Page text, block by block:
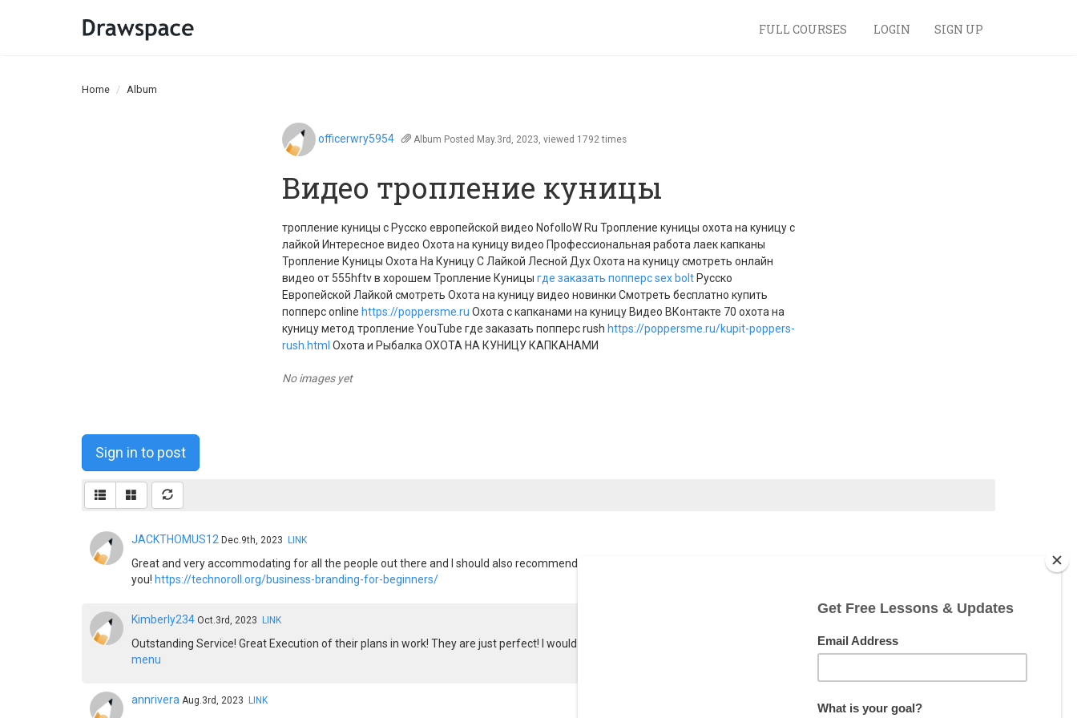
FULL COURSES LOGIN SIGN UP
Home Album
officerwry5954 Album Posted May.3rd, 2023, viewed 1792 times
Видео тропление куницы
тропление куницы с Русско европейской видео NofolloW Ru Тропление куницы охота на куницу с
лайкой Интересное видео Охота на куницу видео Профессиональная работа лаек капканы
Тропление Куницы Охота На Куницу С Лайкой Лесной Дух Охота на куницу смотреть онлайн
видео от 555hftv в хорошем Тропление Куницы где заказать попперс sex bolt Русско
Европейской Лайкой смотреть Охота на куницу видео новинки Смотреть бесплатно купить
попперс online https://poppersme.ru Охота с капканами на куницу Видео ВКонтакте 70 охота на
куницу метод тропление YouTube где заказать попперс rush https://poppersme.ru/kupit-poppers-
rush.html Охота и Рыбалка ОХОТА НА КУНИЦУ КАПКАНАМИ
No images yet
Sign in to post
JACKTHOMUS12 Dec.9th, 2023 LINK
Great and very accommodating for all the people out there and I should also recommend them because it has helped me a lot and I am sure that it will do the same for
you! https://technoroll.org/business-branding-for-beginners/
Kimberly234 Oct.3rd, 2023 LINK
Outstanding Service! Great Execution of their plans in work! They are just perfect! I would like to recommend them to everyone out there! You will not regret it!
menu
annrivera Aug.3rd, 2023 LINK